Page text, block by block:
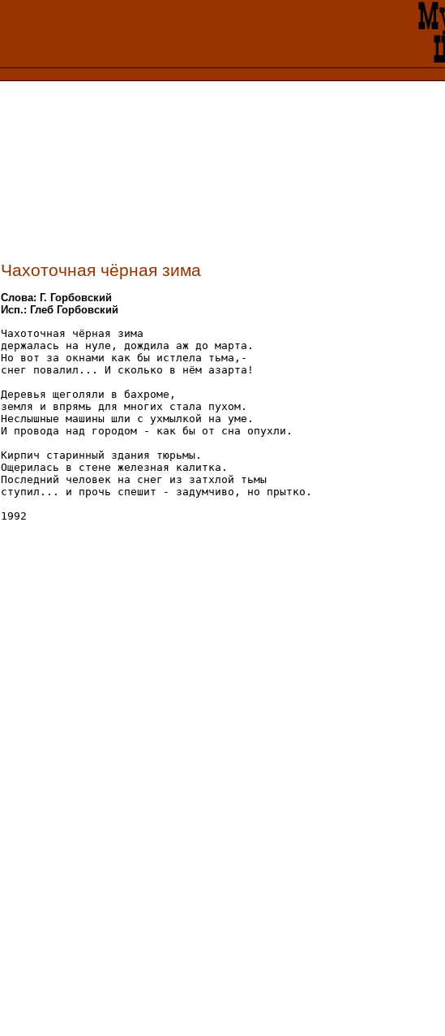
Чахоточная чёрная зима
Слова: Г. Горбовский
Исп.: Глеб Горбовский
Чахоточная чёрная зима
держалась на нуле, дождила аж до марта.
Но вот за окнами как бы истлела тьма,-
снег повалил... И сколько в нём азарта!
Деревья щеголяли в бахроме,
земля и впрямь для многих стала пухом.
Неслышные машины шли с ухмылкой на уме.
И провода над городом - как бы от сна опухли.
Кирпич старинный здания тюрьмы.
Ощерилась в стене железная калитка.
Последний человек на снег из затхлой тьмы
ступил... и прочь спешит - задумчиво, но прытко.